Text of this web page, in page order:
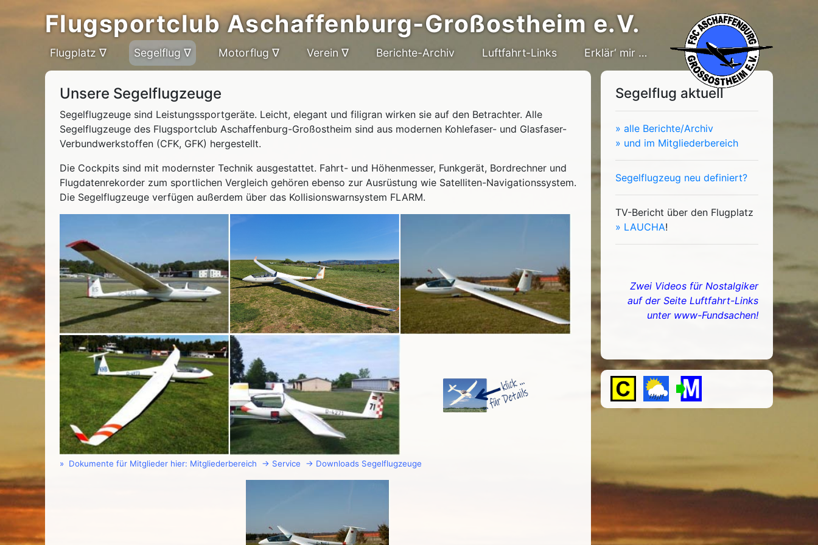
Flugsportclub Aschaffenburg-Großostheim e.V.
Flugplatz ∇ Segelflug ∇ Motorflug ∇ Verein ∇ Berichte-Archiv Luftfahrt-Links Erklär‘ mir …
Unsere Segelflugzeuge
Segelflugzeuge sind Leistungssportgeräte. Leicht, elegant und filigran wirken sie auf den Betrachter. Alle
Segelflugzeuge des Flugsportclub Aschaffenburg-Großostheim sind aus modernen Kohlefaser- und Glasfaser-
Verbundwerkstoffen (CFK, GFK) hergestellt.
Die Cockpits sind mit modernster Technik ausgestattet. Fahrt- und Höhenmesser, Funkgerät, Bordrechner und
Flugdatenrekorder zum sportlichen Vergleich gehören ebenso zur Ausrüstung wie Satelliten-Navigationssystem.
Die Segelflugzeuge verfügen außerdem über das Kollisionswarnsystem FLARM.
» Dokumente für Mitglieder hier: Mitgliederbereich → Service → Downloads Segelflugzeuge
Segelflug aktuell
» alle Berichte/Archiv
» und im Mitgliederbereich
Segelflugzeug neu definiert?
TV-Bericht über den Flugplatz
» LAUCHA!
Zwei Videos für Nostalgiker
auf der Seite Luftfahrt-Links
unter www-Fundsachen!